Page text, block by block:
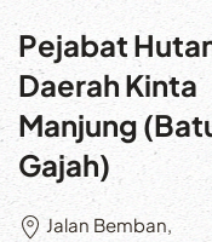
Pejabat
Daerah Kinta
Manjung
Gajah)
Jalan Bemban,